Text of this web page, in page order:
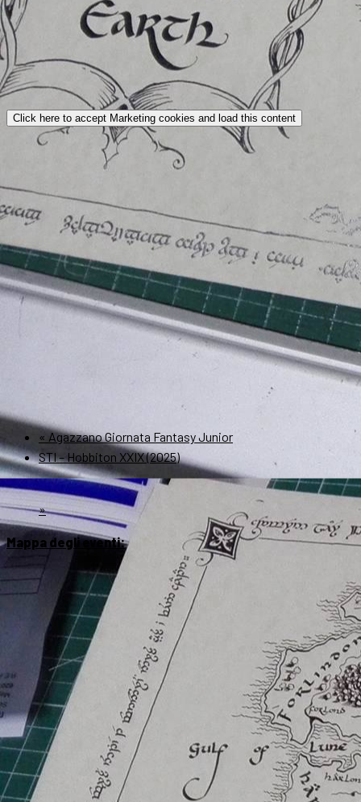
Click here to accept Marketing cookies and load this content
« Agazzano Giornata Fantasy Junior
STI – Hobbiton XXIX (2025)
»
Mappa degli eventi: